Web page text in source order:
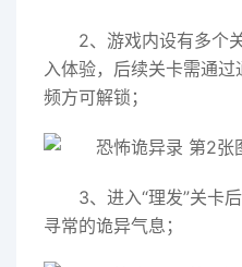
2、游戏内设有多个
入体验，后续关卡需通
频方可解锁；
3、进入“理发”关卡
寻常的诡异气息；